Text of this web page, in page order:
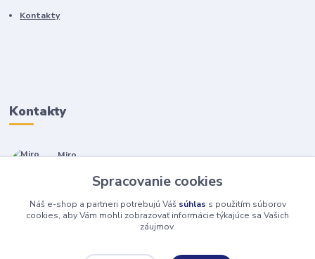
Kontakty
Kontakty
Miro
(Po-Pia, 7-17 hod.)
isopneumatiky@isopneumatiky.sk
Spracovanie cookies
Náš e-shop a partneri potrebujú Váš súhlas s použitím súborov
cookies, aby Vám mohli zobrazovať informácie týkajúce sa Vašich
záujmov.